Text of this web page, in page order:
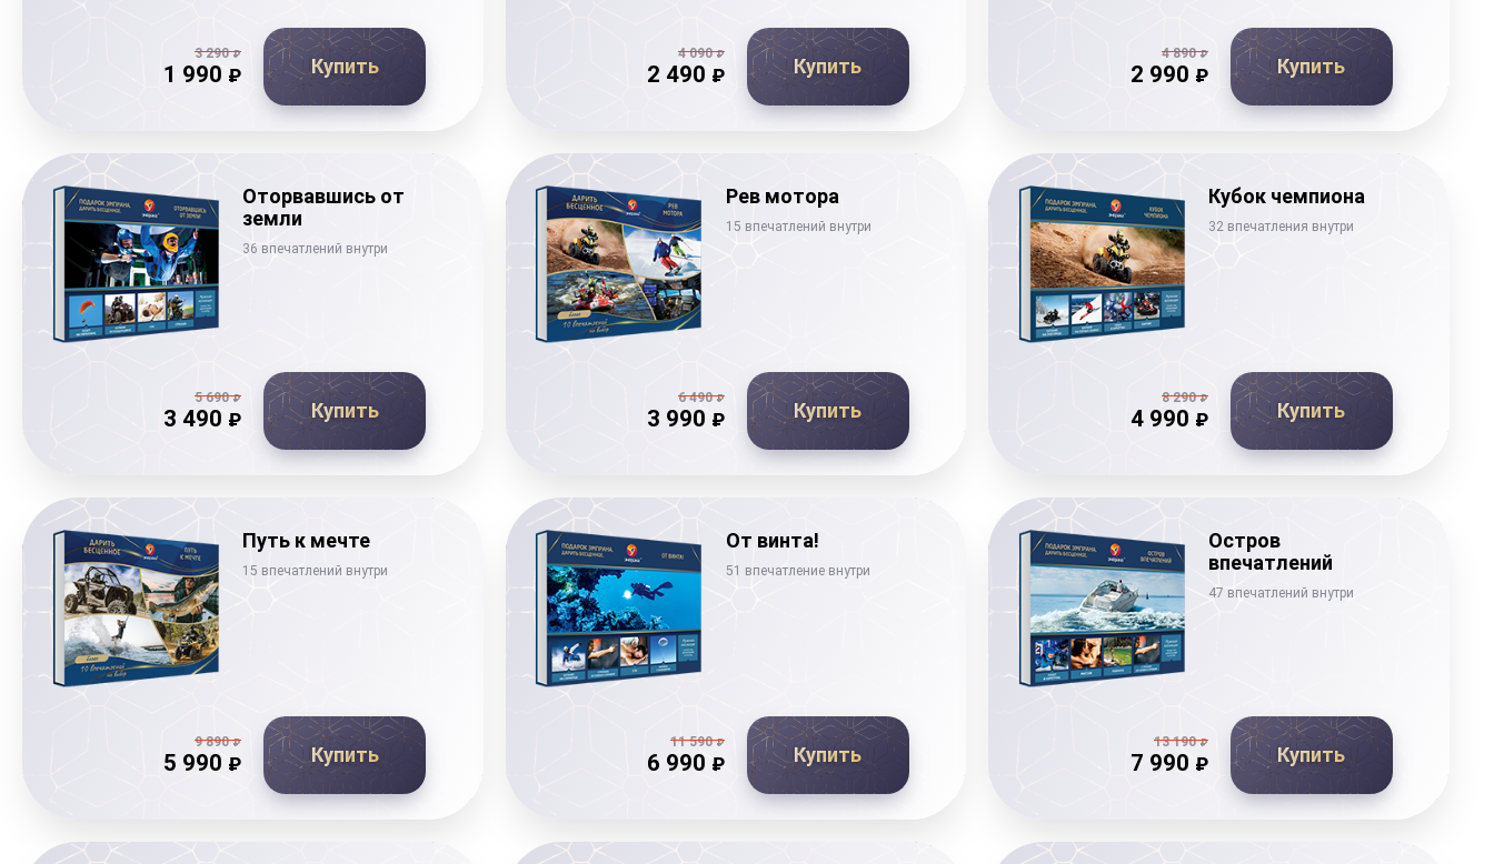
3 290₽
1 990 ₽ Купить
4 090₽
2 490 ₽ Купить
4 890₽
2 990 ₽ Купить
Оторвавшись от
земли
36 впечатлений внутри
5 690₽
3 490 ₽ Купить
Рев мотора
15 впечатлений внутри
6 490₽
3 990 ₽ Купить
Кубок чемпиона
32 впечатления внутри
8 290₽
4 990 ₽ Купить
Путь к мечте
15 впечатлений внутри
9 890₽
5 990 ₽ Купить
От винта!
51 впечатление внутри
11 590₽
6 990 ₽ Купить
Остров
впечатлений
47 впечатлений внутри
13 190₽
7 990 ₽ Купить